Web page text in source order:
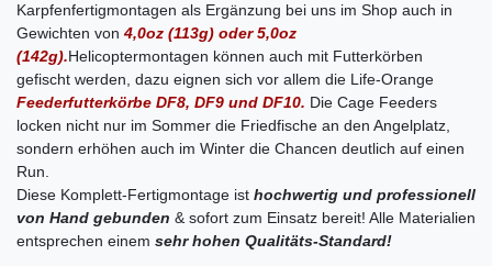
Karpfenfertigmontagen als Ergänzung bei uns im Shop auch in
Gewichten von 4,0oz (113g) oder 5,0oz
(142g).Helicoptermontagen können auch mit Futterkörben
gefischt werden, dazu eignen sich vor allem die Life-Orange
Feederfutterkörbe DF8, DF9 und DF10. Die Cage Feeders
locken nicht nur im Sommer die Friedfische an den Angelplatz,
sondern erhöhen auch im Winter die Chancen deutlich auf einen
Run.
Diese Komplett-Fertigmontage ist hochwertig und professionell
von Hand gebunden & sofort zum Einsatz bereit! Alle Materialien
entsprechen einem sehr hohen Qualitäts-Standard!